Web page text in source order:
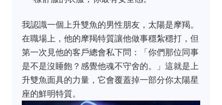
我認識一個上升雙魚的男性朋友，太陽是摩羯。
在職場上，他的摩羯特質讓他做事穩紮穩打，但
第一次見他的客戶總會私下問：「你們那位同事
是不是沒睡飽？感覺他魂不守舍的。」這就是上
升雙魚面具的力量，它會覆蓋掉一部分你太陽星
座的鮮明特質。